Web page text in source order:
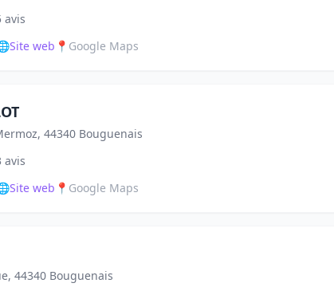
avis
Site web 📍 Google Maps
44340 Bouguenais
avis
Site web 📍 Google Maps
44340 Bouguenais